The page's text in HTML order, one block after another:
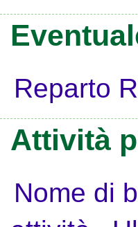
Reparto
Attività
Nome di